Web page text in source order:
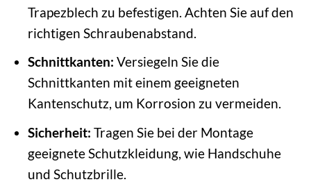
Trapezblech zu befestigen. Achten Sie auf den
richtigen Schraubenabstand.
Schnittkanten: Versiegeln Sie die
Schnittkanten mit einem geeigneten
Kantenschutz, um Korrosion zu vermeiden.
Sicherheit: Tragen Sie bei der Montage
geeignete Schutzkleidung, wie Handschuhe
und Schutzbrille.